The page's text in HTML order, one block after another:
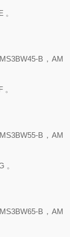
。
B，AM
B，AM
。
B，AM